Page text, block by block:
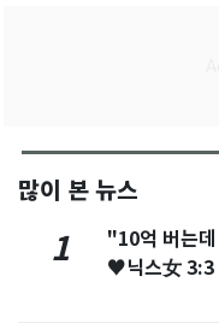
많이 본 뉴스
1
"10억 버는
♥닉스女 3:3